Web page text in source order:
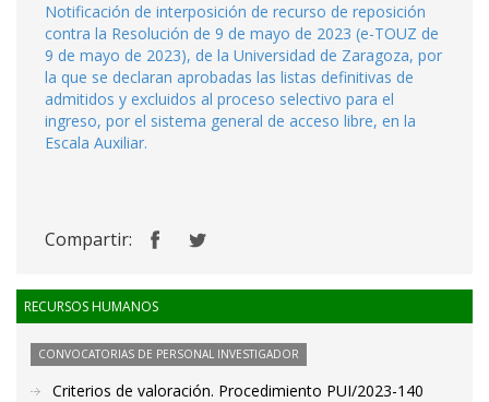
Notificación de interposición de recurso de reposición
contra la Resolución de 9 de mayo de 2023 (e-TOUZ de
9 de mayo de 2023), de la Universidad de Zaragoza, por
la que se declaran aprobadas las listas definitivas de
admitidos y excluidos al proceso selectivo para el
ingreso, por el sistema general de acceso libre, en la
Escala Auxiliar.
Compartir:
RECURSOS HUMANOS
CONVOCATORIAS DE PERSONAL INVESTIGADOR
Criterios de valoración. Procedimiento PUI/2023-140